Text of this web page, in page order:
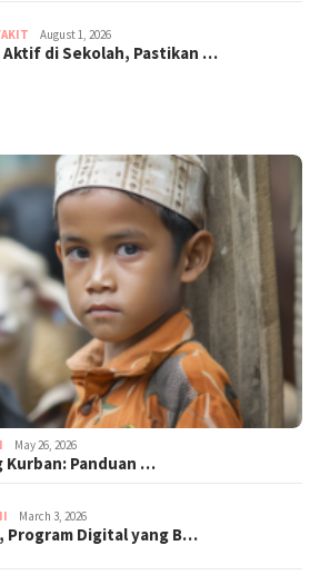
August 1, 2026
Aktif di Sekolah, Pastikan …
May 26, 2026
Kurban: Panduan …
March 3, 2026
Program Digital yang B…